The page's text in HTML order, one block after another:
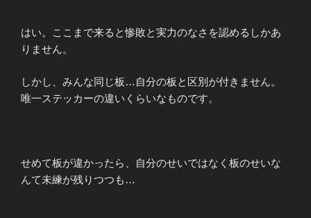
はい。ここまで来ると惨敗と実力のなさを認めるしかあ
りません。
しかし、みんな同じ板…自分の板と区別が付きません。
唯一ステッカーの違いくらいなものです。
せめて板が違かったら、自分のせいではなく板のせいな
んて未練が残りつつも…